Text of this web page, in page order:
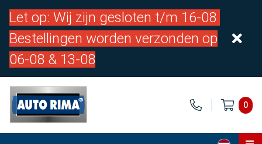
Let op: Wij zijn gesloten t/m 16-08
Bestellingen worden verzonden op
06-08 & 13-08
0